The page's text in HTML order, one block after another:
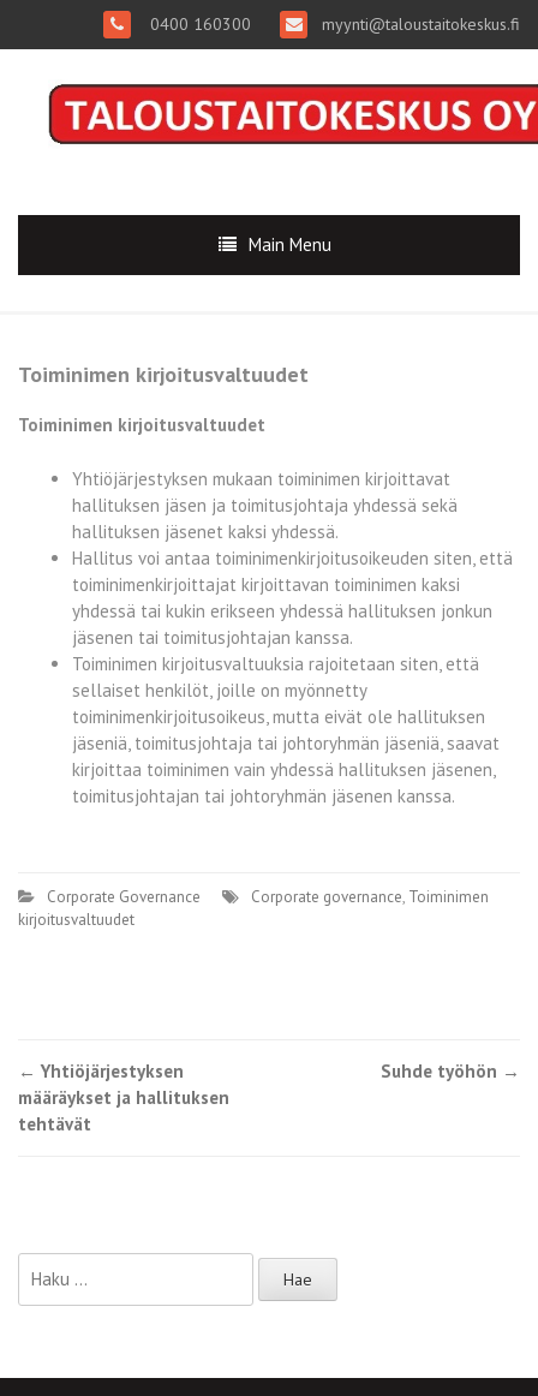
0400 160300 myynti@taloustaitokeskus.fi
Main Menu
Toiminimen kirjoitusvaltuudet
Toiminimen kirjoitusvaltuudet
Yhtiöjärjestyksen mukaan toiminimen kirjoittavat
hallituksen jäsen ja toimitusjohtaja yhdessä sekä
hallituksen jäsenet kaksi yhdessä.
Hallitus voi antaa toiminimenkirjoitusoikeuden siten, että
toiminimenkirjoittajat kirjoittavan toiminimen kaksi
yhdessä tai kukin erikseen yhdessä hallituksen jonkun
jäsenen tai toimitusjohtajan kanssa.
Toiminimen kirjoitusvaltuuksia rajoitetaan siten, että
sellaiset henkilöt, joille on myönnetty
toiminimenkirjoitusoikeus, mutta eivät ole hallituksen
jäseniä, toimitusjohtaja tai johtoryhmän jäseniä, saavat
kirjoittaa toiminimen vain yhdessä hallituksen jäsenen,
toimitusjohtajan tai johtoryhmän jäsenen kanssa.
Corporate Governance Corporate governance, Toiminimen
kirjoitusvaltuudet
Post navigation
← Yhtiöjärjestyksen
määräykset ja hallituksen
tehtävät
Suhde työhön →